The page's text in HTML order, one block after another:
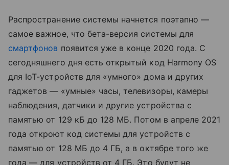
Распространение системы начнется поэтапно —
самое важное, что бета-версия системы для
смартфонов появится уже в конце 2020 года. С
сегодняшнего дня есть открытый код Harmony OS
для IoT-устройств для «умного» дома и других
гаджетов — «умные» часы, телевизоры, камеры
наблюдения, датчики и другие устройства с
памятью от 129 кБ до 128 МБ. Потом в апреле 2021
года откроют код системы для устройств с
памятью от 128 МБ до 4 ГБ, а в октябре того же
года — для устройств от 4 ГБ. Это будут не